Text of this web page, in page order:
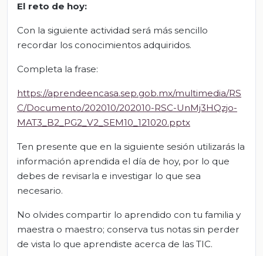
El reto de hoy:
Con la siguiente actividad será más sencillo
recordar los conocimientos adquiridos.
Completa la frase:
https://aprendeencasa.sep.gob.mx/multimedia/RS
C/Documento/202010/202010-RSC-UnMj3HQzjo-
MAT3_B2_PG2_V2_SEM10_121020.pptx
Ten presente que en la siguiente sesión utilizarás la
información aprendida el día de hoy, por lo que
debes de revisarla e investigar lo que sea
necesario.
No olvides compartir lo aprendido con tu familia y
maestra o maestro; conserva tus notas sin perder
de vista lo que aprendiste acerca de las TIC.